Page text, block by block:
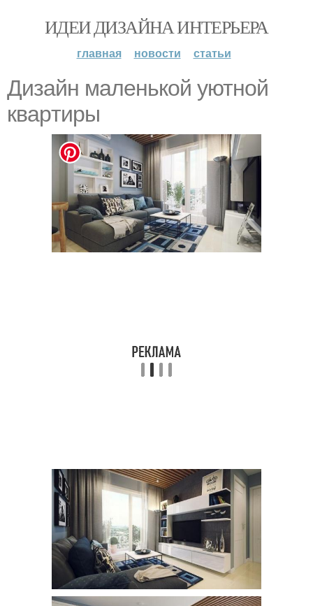
ИДЕИ ДИЗАЙНА ИНТЕРЬЕРА
главная новости статьи
Дизайн маленькой уютной
кваpтиpы